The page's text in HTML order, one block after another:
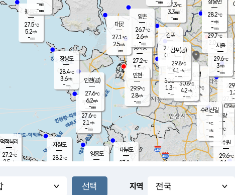
풍도
무의도
27.6℃
2.1 m/s
-mm
영흥도
볼음도
27.5℃
5.2m/s
-mm
자월도
28.2℃
과천
27.3
0.9m/
- mm
장봉도
28.4℃
3.6m/s
-mm
대부도
27.0
경서동
27.2℃
1.5 m/s
-mm
27.3℃
3.3m/s
-mm
대곶
27.1℃
2.5m/s
-mm
mm
의왕
- ℃
m/s
mm
김포
27.4℃
0.1 m/s
mm
광명
30.9 ℃
2.1 m/s
-mm
부천
30.6℃
1.3m/s
-mm
양촌
26.7℃
2.6m/s
-mm
구로
30.8℃
4.2m/s
-mm
은평
29.7℃
2.0 m/s
- mm
-
수리산길
-℃
-m/s
-mm
장흥면
28.2℃
-m/s
-mm
덕적북리
27.2℃
2.5 m/s
인천(공)
27.6℃
6.2m/s
-mm
김포(공)
29.8℃
4.1 m/s
-mm
-m/s
-mm
수원
29.6℃
2.1 m/s
인천
29.9℃
2.8m/s
-mm
서울
29.6℃
3m/s
-mm
지역